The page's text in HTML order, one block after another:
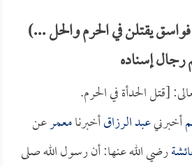
يقتلن في الحرم والحل ...)
إسناده
[قتل الحدأة في الحرم.
أخبرنيعبد الرزاقأخبرنامعمرعن
رضي الله عنها: أن رسول الله صلى